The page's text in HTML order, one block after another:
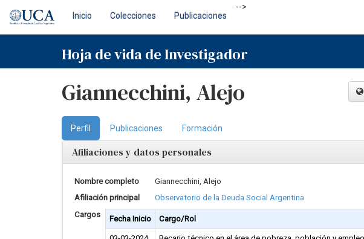
navigation
Inicio Colecciones Publicaciones
-->
Hoja de vida de Investigador
Giannecchini, Alejo
Perfil Publicaciones Formación
Afiliaciones y datos personales
Nombre completo Giannecchini, Alejo
Afiliación principal
Observatorio de la Deuda Social Argentina
Cargos
Fecha Inicio Cargo/Rol